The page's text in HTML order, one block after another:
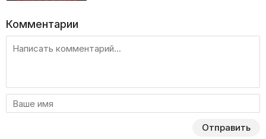
Комментарии
Отправить